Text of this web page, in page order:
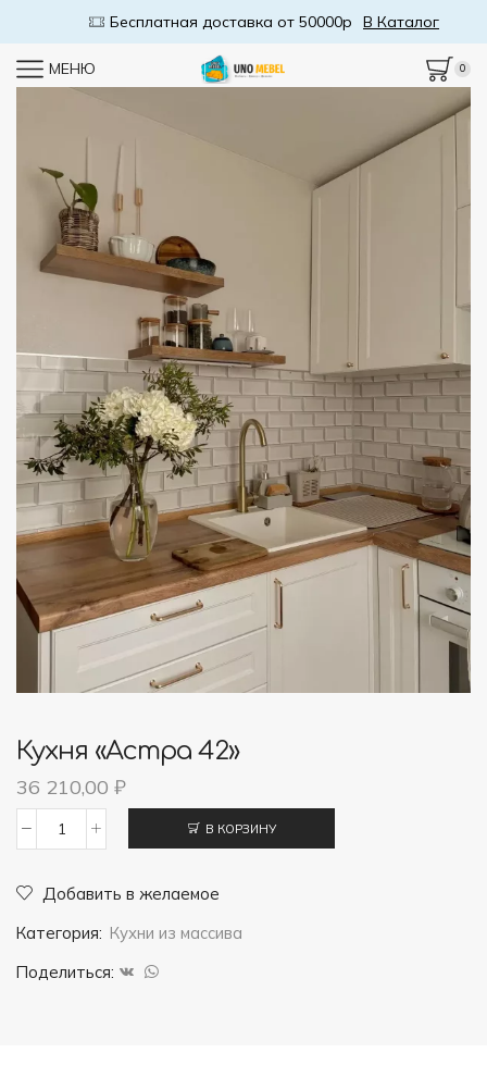
Бесплатная доставка от 50000р В Каталог
МЕНЮ 0
Кухня «Астра 42»
36 210,00 ₽
Кухня
"Астра
42"
В КОРЗИНУ
Добавить в желаемое
Категория: Кухни из массива
Поделиться: